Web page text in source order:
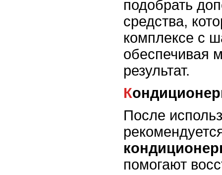
подобрать
средства,
комплексе с
обеспечивая
результат.
После
помогают